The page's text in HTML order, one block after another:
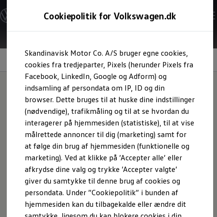
Cookiepolitik for Volkswagen.dk
Skandinavisk Motor Co. A/S bruger egne cookies,
cookies fra tredjeparter, Pixels (herunder Pixels fra
Facebook, LinkedIn, Google og Adform) og
indsamling af persondata om IP, ID og din
browser. Dette bruges til at huske dine indstillinger
(nødvendige), trafikmåling og til at se hvordan du
interagerer på hjemmesiden (statistiske), til at vise
målrettede annoncer til dig (marketing) samt for
at følge din brug af hjemmesiden (funktionelle og
marketing). Ved at klikke på ’Accepter alle’ eller
afkrydse dine valg og trykke ’Accepter valgte’
giver du samtykke til denne brug af cookies og
persondata. Under ”Cookiepolitik” i bunden af
hjemmesiden kan du tilbagekalde eller ændre dit
hovedindhold
footer
Modeller og konfigurator
Byg din Volkswagen
Alle modeller
Kend din Volkswagen
Erhvervsbiler
Værktøjskassen
ConnectedFleet
Service
California on Tour app
Elektriske biler
Elbiler
ID. Polo
ID. Cross
ID.3 Neo
ID.4
ID.5
ID.7
ID.7 Tourer
ID. Buzz
Konceptbiler
ID. EVERY1
ID. 2all & ID. GTI
Navigation
Sig ”Hej!” til
underholdning, der
viser vejen